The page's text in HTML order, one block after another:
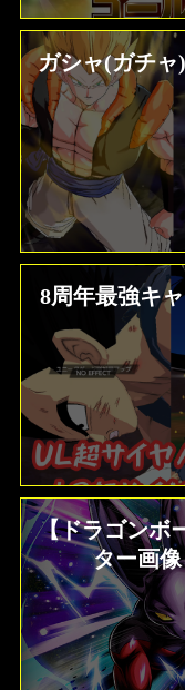
ガシャ(ガチャ)大当たり演出まとめ【7/8更
8周年最強キ
【ドラゴンボールレジェンズ】全キャラク
ター画